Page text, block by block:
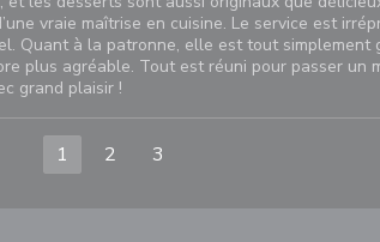
vraie maîtrise en cuisine. Le service est
Quant à la patronne, elle est tout simplement
plus agréable. Tout est réuni pour passer un
grand plaisir !
1 2 3